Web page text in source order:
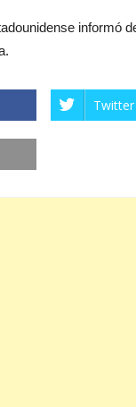
informó
Twitter